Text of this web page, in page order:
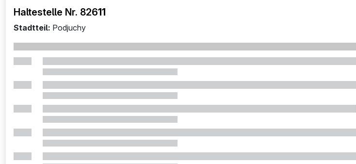
Haltestelle Nr. 82611
Stadtteil: Podjuchy